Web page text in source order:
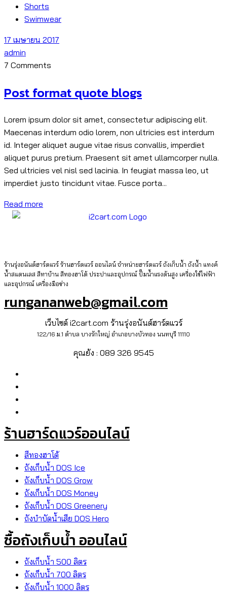
Shorts
Swimwear
17 เมษายน 2017
admin
7 Comments
Post format quote blogs
Lorem ipsum dolor sit amet, consectetur adipiscing elit.
Maecenas interdum odio lorem, non ultricies est interdum
id. Integer aliquet augue vitae risus convallis, imperdiet
aliquet purus pretium. Praesent sit amet ullamcorper nulla.
Sed ultricies vel nisl sed lacinia. In feugiat massa leo, ut
imperdiet justo tincidunt vitae. Fusce porta...
Read more
ร้านรุ่งอนันต์ฮาร์ดแวร์ ร้านฮาร์ดแวร์ ออนไลน์ จำหน่ายฮาร์ดแวร์ ถังเก็บน้ำ ถังน้ำ แทงค์
น้ำสแตนเลส สีทาบ้าน สีทองฮาโต้ ประปาและอุปกรณ์ ปั๊มน้ำแรงดันสูง เครื่องใช้ไฟฟ้า
และอุปกรณ์ เครื่องมือช่าง
rungananweb@gmail.com
เว็บไซต์ i2cart.com ร้านรุ่งอนันต์ฮาร์ดแวร์
122/16 ม.1 ตำบล บางรักใหญ่ อำเภอบางบัวทอง นนทบุรี 11110
คุณย้ง : 089 326 9545
ร้านฮาร์ดแวร์ออนไลน์
สีทองฮาโต้
ถังเก็บน้ำ DOS Ice
ถังเก็บน้ำ DOS Grow
ถังเก็บน้ำ DOS Money
ถังเก็บน้ำ DOS Greenery
ถังบำบัดน้ำเสีย DOS Hero
ซื้อถังเก็บน้ำ ออนไลน์
ถังเก็บน้ำ 500 ลิตร
ถังเก็บน้ำ 700 ลิตร
ถังเก็บน้ำ 1000 ลิตร